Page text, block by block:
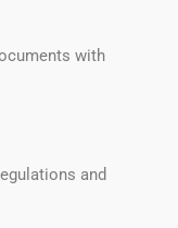
with
and